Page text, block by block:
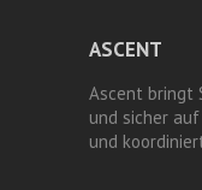
ASCENT
Ascent bringt
und sicher
und